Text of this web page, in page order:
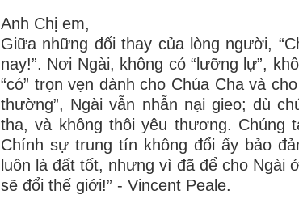
Anh Chị em,
Giữa những đổi thay của lòng người,
nay!”. Nơi Ngài, không có “lưỡng lự”,
“có” trọn vẹn dành cho Chúa Cha và
thường”, Ngài vẫn nhẫn nại gieo; dù
tha, và không thôi yêu thương. Chúng
Chính sự trung tín không đổi ấy bảo
luôn là đất tốt, nhưng vì đã để cho Ngài
sẽ đổi thế giới!” - Vincent Peale.